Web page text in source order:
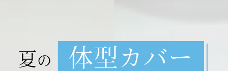
夏 の 体型カバー